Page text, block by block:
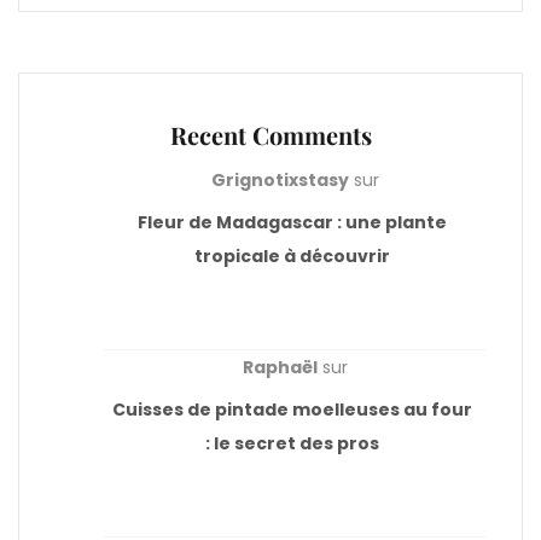
Recent Comments
Grignotixstasysur
Fleur de Madagascar : une plante
tropicale à découvrir
Raphaëlsur
Cuisses de pintade moelleuses au four
: le secret des pros